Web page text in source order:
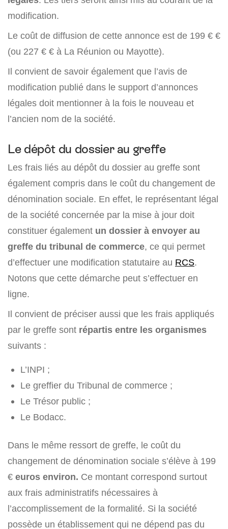
modification.
Le coût de diffusion de cette annonce est de 199 € €
(ou 227 € € à La Réunion ou Mayotte).
Il convient de savoir également que l’avis de
modification publié dans le support d’annonces
légales doit mentionner à la fois le nouveau et
l’ancien nom de la société.
Le dépôt du dossier au greffe
Les frais liés au dépôt du dossier au greffe sont
également compris dans le coût du changement de
dénomination sociale. En effet, le représentant légal
de la société concernée par la mise à jour doit
constituer également un dossier à envoyer au
greffe du tribunal de commerce, ce qui permet
d’effectuer une modification statutaire au RCS.
Notons que cette démarche peut s’effectuer en
ligne.
Il convient de préciser aussi que les frais appliqués
par le greffe sont répartis entre les organismes
suivants :
L’INPI ;
Le greffier du Tribunal de commerce ;
Le Trésor public ;
Le Bodacc.
Dans le même ressort de greffe, le coût du
changement de dénomination sociale s’élève à 199
€ euros environ. Ce montant correspond surtout
aux frais administratifs nécessaires à
l’accomplissement de la formalité. Si la société
possède un établissement qui ne dépend pas du